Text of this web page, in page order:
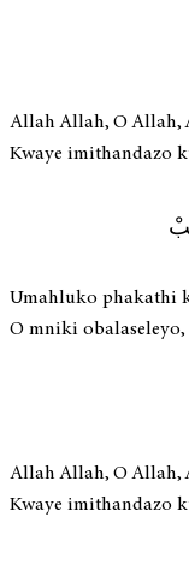
Allah Allah, O Allah,
Kwaye imithandazo
Umahluko phakathi
O mniki
Allah Allah, O Allah,
Kwaye imithandazo